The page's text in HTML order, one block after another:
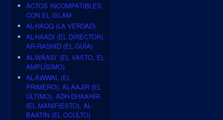
ACTOS INCOMPATIBLES
CON EL ISLAM
AL-HÁQQ (LA VERDAD)
AL-HAADI (EL DIRECTOR),
AR-RASHÍD (EL GUÍA)
AL-WÁASI’ (EL VASTO, EL
AMPLÍSIMO)
AL-ÁWWAL (EL
PRIMERO), AL-ÁAJIR (EL
ÚLTIMO), ADH-DHAAHÍR
(EL MANIFIESTO), AL-
BAATÍN (EL OCULTO)